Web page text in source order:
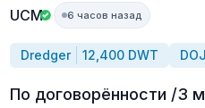
UCM 6 часов назад
Dredger 12,400 DWT
По договорённости /3